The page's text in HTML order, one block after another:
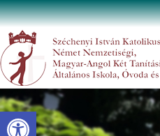
Eszköztár megnyitása